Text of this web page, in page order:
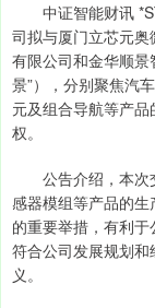
中证智能财讯
司拟与厦门立芯元
有限公司和金华顺景
景”），分别聚焦汽
元及组合导航等产
权。
公告介绍，本次
感器模组等产品的
的重要举措，有利于
符合公司发展规划
义。